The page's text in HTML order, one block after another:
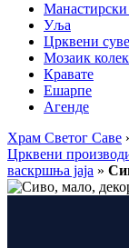
Уља
Црквени
Мозаик
Кравате
Ешарпе
Агенде
Храм Светог Саве
Црквени
васкршња јаја »